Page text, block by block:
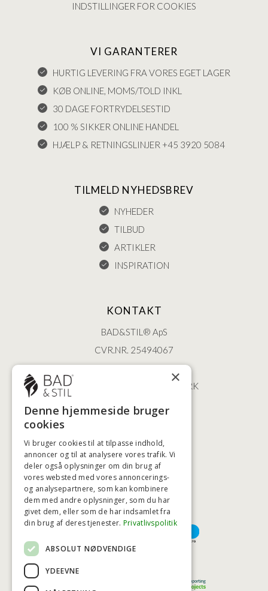
INDSTILLINGER FOR COOKIES
VI GARANTERER
HURTIG LEVERING FRA VORES EGET LAGER
KØB ONLINE, MOMS/TOLD INKL
30 DAGE FORTRYDELSESTID
100 % SIKKER ONLINE HANDEL
HJÆLP & RETNINGSLINJER +45 3920 5084
TILMELD NYHEDSBREV
NYHEDER
TILBUD
ARTIKLER
INSPIRATION
KONTAKT
BAD&STIL® ApS
CVR.NR. 25494067
ØSTERBROGADE 202
2100 KØBENHAVN • DANMARK
+45 3920 5084
HØJESTE KREDITVÆRDIGHED
BETALINGSMULIGHEDER
×
Denne hjemmeside bruger
cookies
Vi bruger cookies til at tilpasse indhold,
annoncer og til at analysere vores trafik. Vi
deler også oplysninger om din brug af
vores websted med vores annoncerings-
og analysepartnere, som kan kombinere
dem med andre oplysninger, som du har
givet dem, eller som de har indsamlet fra
din brug af deres tjenester. Privatlivspolitik
ABSOLUT NØDVENDIGE
YDEEVNE